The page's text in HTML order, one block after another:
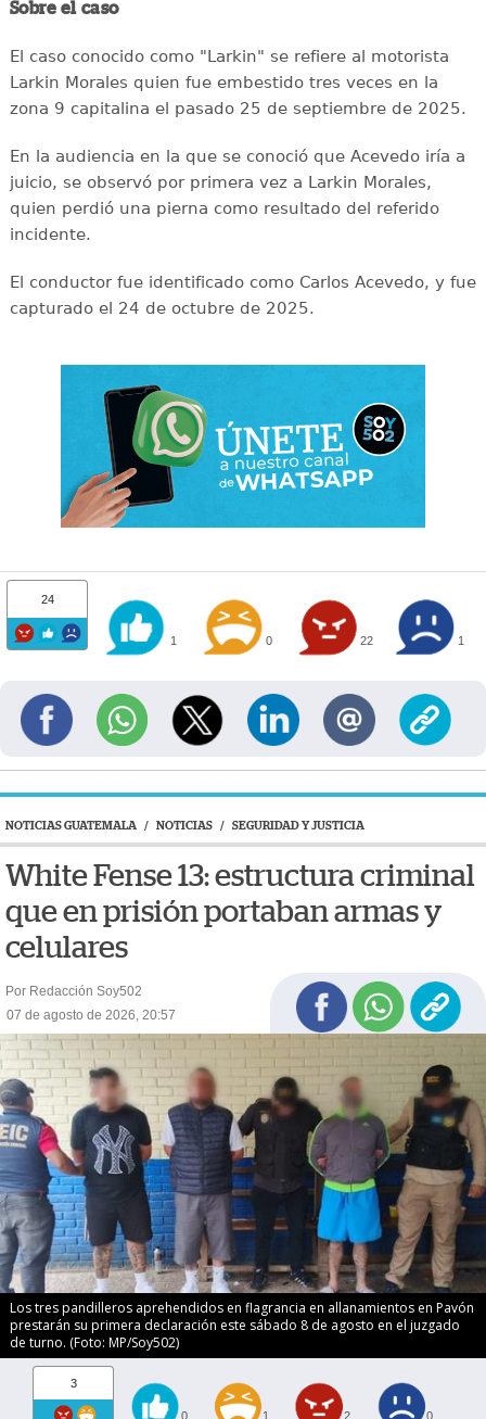
Sobre el caso
El caso conocido como "Larkin" se refiere al motorista
Larkin Morales quien fue embestido tres veces en la
zona 9 capitalina el pasado 25 de septiembre de 2025.
En la audiencia en la que se conoció que Acevedo iría a
juicio, se observó por primera vez a Larkin Morales,
quien perdió una pierna como resultado del referido
incidente.
El conductor fue identificado como Carlos Acevedo, y fue
capturado el 24 de octubre de 2025.
24
1 0 22 1
NOTICIAS GUATEMALA / NOTICIAS / SEGURIDAD Y JUSTICIA
White Fense 13: estructura criminal
que en prisión portaban armas y
celulares
Por Redacción Soy502
07 de agosto de 2026, 20:57
Los tres pandilleros aprehendidos en flagrancia en allanamientos en Pavón
prestarán su primera declaración este sábado 8 de agosto en el juzgado
de turno. (Foto: MP/Soy502)
3
0 1 2 0